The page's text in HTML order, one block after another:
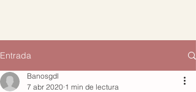
Entrada
Banosgdl
7 abr 2020 1 min de lectura